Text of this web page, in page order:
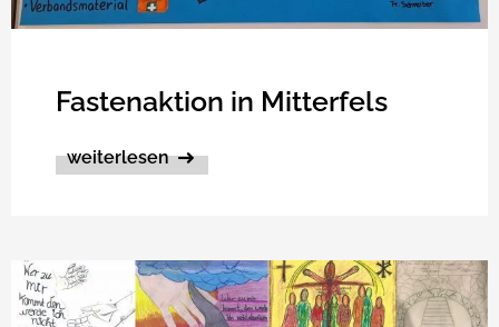
Fastenaktion in Mitterfels
weiterlesen